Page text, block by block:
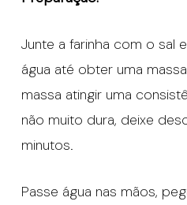
Junte a farinha com o sal
água até obter uma
massa atingir uma
não muito dura, deixe
minutos.
Passe água nas mãos,